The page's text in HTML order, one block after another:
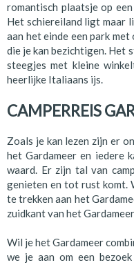
romantisch plaatsje op
Het schiereiland ligt maar
aan het einde een park
die je kan bezichtigen. Het
steegjes met kleine
heerlijke Italiaans ijs.
CAMPERREIS
Zoals je kan lezen zijn er
het Gardameer en iedere
waard. Er zijn tal van
genieten en tot rust komt.
te trekken aan het
zuidkant van het
Wil je het Gardameer
we je aan om een